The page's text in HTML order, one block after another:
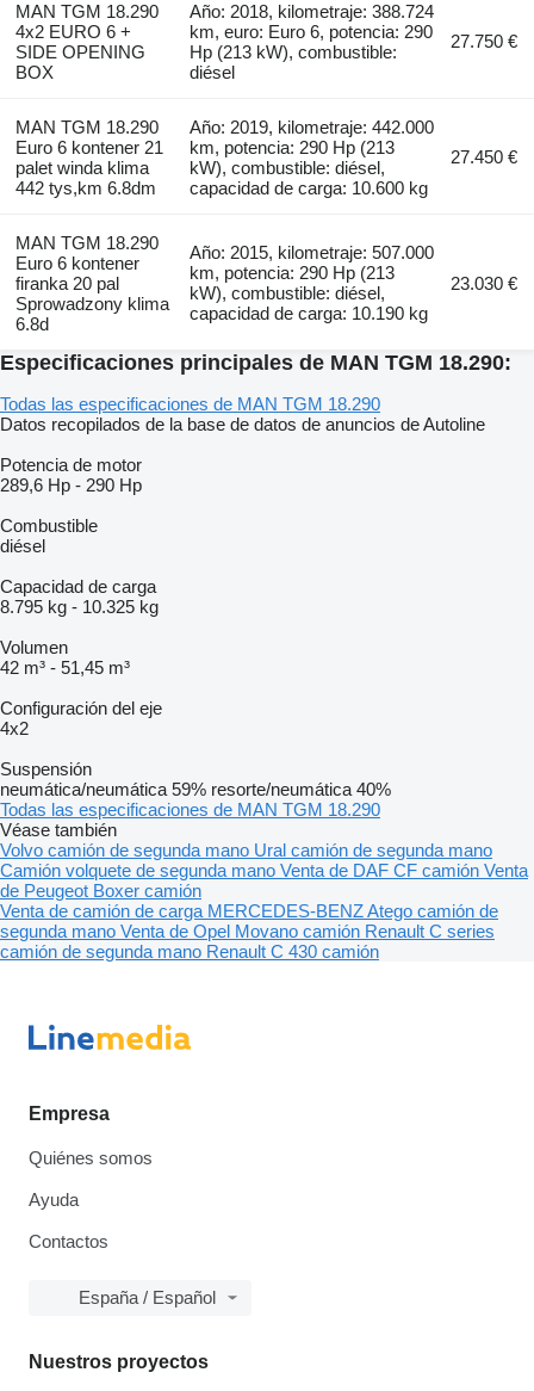
MAN TGM 18.290
4x2 EURO 6 +
SIDE OPENING
BOX
Año: 2018, kilometraje: 388.724
km, euro: Euro 6, potencia: 290
Hp (213 kW), combustible:
diésel
27.750 €
MAN TGM 18.290
Euro 6 kontener 21
palet winda klima
442 tys,km 6.8dm
Año: 2019, kilometraje: 442.000
km, potencia: 290 Hp (213
kW), combustible: diésel,
capacidad de carga: 10.600 kg
27.450 €
MAN TGM 18.290
Euro 6 kontener
firanka 20 pal
Sprowadzony klima
6.8d
Año: 2015, kilometraje: 507.000
km, potencia: 290 Hp (213
kW), combustible: diésel,
capacidad de carga: 10.190 kg
23.030 €
Especificaciones principales de MAN TGM 18.290:
Todas las especificaciones de MAN TGM 18.290
Datos recopilados de la base de datos de anuncios de Autoline
Potencia de motor
289,6 Hp - 290 Hp
Combustible
diésel
Capacidad de carga
8.795 kg - 10.325 kg
Volumen
42 m³ - 51,45 m³
Configuración del eje
4x2
Suspensión
neumática/neumática 59% resorte/neumática 40%
Todas las especificaciones de MAN TGM 18.290
Véase también
Volvo camión de segunda mano Ural camión de segunda mano
Camión volquete de segunda mano Venta de DAF CF camión Venta
de Peugeot Boxer camión
Venta de camión de carga MERCEDES-BENZ Atego camión de
segunda mano Venta de Opel Movano camión Renault C series
camión de segunda mano Renault C 430 camión
Empresa
Quiénes somos
Ayuda
Contactos
España / Español
Nuestros proyectos